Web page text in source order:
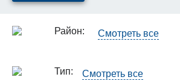
Район: Смотреть все
Тип: Смотреть все